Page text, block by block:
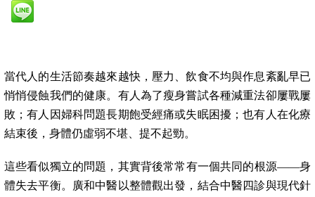
當代人的生活節奏越來越快，壓力、飲食不均與作息紊亂早已
悄悄侵蝕我們的健康。有人為了瘦身嘗試各種減重法卻屢戰屢
敗；有人因婦科問題長期飽受經痛或失眠困擾；也有人在化療
結束後，身體仍虛弱不堪、提不起勁。
這些看似獨立的問題，其實背後常常有一個共同的根源——身
體失去平衡。廣和中醫以整體觀出發，結合中醫四診與現代針